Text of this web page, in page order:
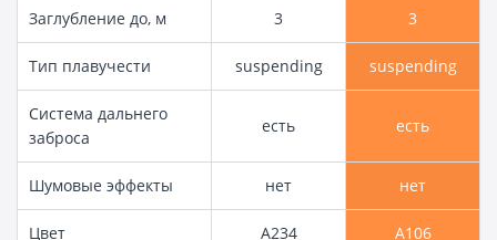
Заглубление до, м 3 3
Тип плавучести suspending suspending
Система дальнего
заброса
есть есть
Шумовые эффекты нет нет
Цвет A234 А106